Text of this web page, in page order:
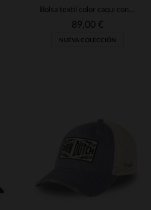
Bolsa textil color caqui con parches de Von Dutch
89,00 €
NUEVA COLECCIÓN